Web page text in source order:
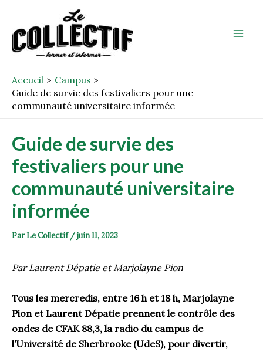
contenu
Accueil
Campus
Guide de survie des festivaliers pour une
communauté universitaire informée
Guide de survie des
festivaliers pour une
communauté universitaire
informée
ParLe Collectif /juin 11, 2023
Par Laurent Dépatie et Marjolayne Pion
Tous les mercredis, entre 16 h et 18 h, Marjolayne
Pion et Laurent Dépatie prennent le contrôle des
ondes de CFAK 88,3, la radio du campus de
l’Université de Sherbrooke (UdeS), pour divertir,
navigation